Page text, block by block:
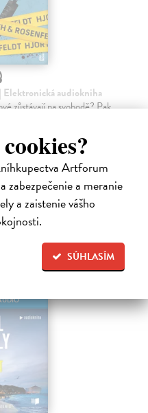
Artforum
zabezpečenie a meranie
a zaistenie vášho
SÚHLASÍM
| Elektronická audiokniha
zůstávají na svobodě? Pak